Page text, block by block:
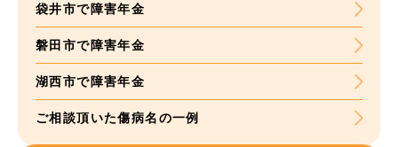
袋井市で障害年金
磐田市で障害年金
湖西市で障害年金
ご相談頂いた傷病名の一例